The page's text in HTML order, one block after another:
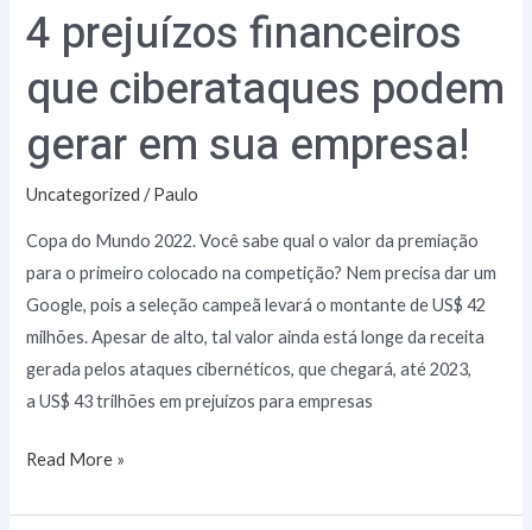
4 prejuízos financeiros
que ciberataques podem
gerar em sua empresa!
Uncategorized /Paulo
Copa do Mundo 2022. Você sabe qual o valor da premiação
para o primeiro colocado na competição? Nem precisa dar um
Google, pois a seleção campeã levará o montante de US$ 42
milhões. Apesar de alto, tal valor ainda está longe da receita
gerada pelos ataques cibernéticos, que chegará, até 2023,
a US$ 43 trilhões em prejuízos para empresas
Read More »